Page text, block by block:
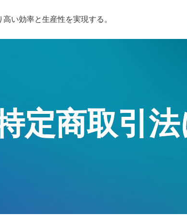
高い効率と生産性を実現する。
定商取引